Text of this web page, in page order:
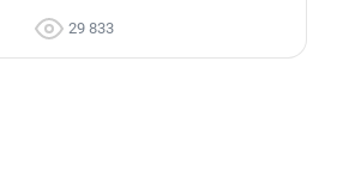
29 833